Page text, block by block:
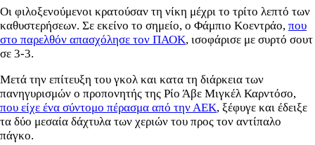
Οι φιλοξενούμενοι κρατούσαν τη νίκη μέχρι το τρίτο λεπτό των
καθυστερήσεων. Σε εκείνο το σημείο, ο Φάμπιο Κοεντράο, που
στο παρελθόν απασχόλησε τον ΠΑΟΚ, ισοφάρισε με συρτό σουτ
σε 3-3.
Μετά την επίτευξη του γκολ και κατα τη διάρκεια των
πανηγυρισμών ο προπονητής της Ρίο Άβε Μιγκέλ Καρντόσο,
που είχε ένα σύντομο πέρασμα από την ΑΕΚ, ξέφυγε και έδειξε
τα δύο μεσαία δάχτυλα των χεριών του προς τον αντίπαλο
πάγκο.